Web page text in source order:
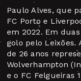
Paulo Alves, que
FC Porto e
em 2022. Em
golo pelo Leixões.
de 26 anos
Wolverhampton
e o FC Felgueiras